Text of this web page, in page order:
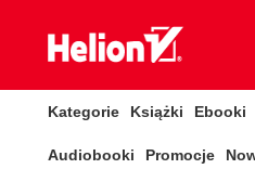
Kategorie Książki Ebooki
Audiobooki Promocje